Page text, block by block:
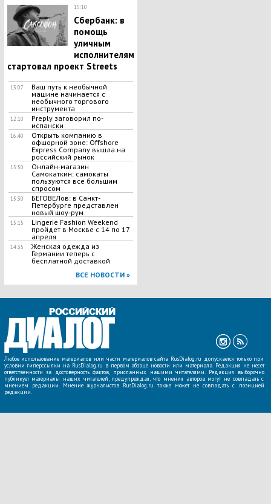
15:10
Сбербанк: в
помощь
уличным
исполнителям
стартовал проект Streets
13:07
Ваш путь к необычной
машине начинается с
необычного торгового
инструмента
12:10
Preply заговорил по-
испански
16:40
Открыть компанию в
офшорной зоне: Offshore
Express Company вышла на
российский рынок
15:50
Онлайн-магазин
Самокаткин: самокаты
пользуются все большим
спросом
15:30
БЕГОВЕЛов: в Санкт-
Петербурге представлен
новый шоу-рум
15:15
Lingerie Fashion Weekend
пройдет в Москве с 14 по 17
апреля
14:35
Женская одежда из
Германии теперь с
бесплатной доставкой
ВСЕ НОВОСТИ »
Любое использование материалов или части материалов сайта RusDialog.ru допускается только при
условии гиперссылки на RusDialog.ru в первом абзаце новости или материала. Редакция не несет
ответственности за достоверность фактов, присланных нашими читателями. Редакция выборочно
публикует материалы наших читателей, предупреждая, что мнения авторов могут не совпадать с
мнением редакции. Мнение журналистов RusDialog.ru также может не совпадать с позицией
редакции.